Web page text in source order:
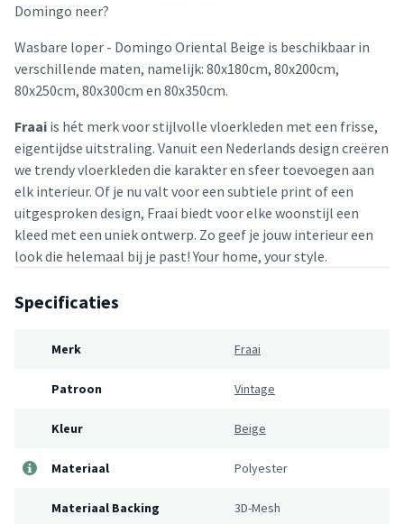
Domingo neer?
Wasbare loper - Domingo Oriental Beige is beschikbaar in
verschillende maten, namelijk: 80x180cm, 80x200cm,
80x250cm, 80x300cm en 80x350cm.
Fraai is hét merk voor stijlvolle vloerkleden met een frisse,
eigentijdse uitstraling. Vanuit een Nederlands design creëren
we trendy vloerkleden die karakter en sfeer toevoegen aan
elk interieur. Of je nu valt voor een subtiele print of een
uitgesproken design, Fraai biedt voor elke woonstijl een
kleed met een uniek ontwerp. Zo geef je jouw interieur een
look die helemaal bij je past! Your home, your style.
Specificaties
Merk Fraai
Patroon Vintage
Kleur Beige
Materiaal Polyester
Materiaal Backing 3D-Mesh